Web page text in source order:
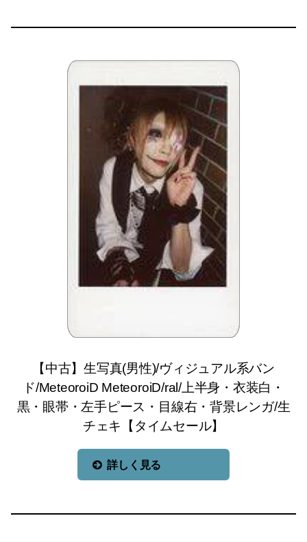
【中古】生写真(男性)/ヴィジュアル系バン
ド/MeteoroiD MeteoroiD/ral/上半身・衣装白・
黒・眼帯・左手ピース・目線右・背景レンガ/生
チェキ【タイムセール】
詳しく見る